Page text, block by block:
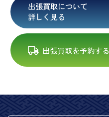
出張買取について
詳しく見る
出張買取を予約する